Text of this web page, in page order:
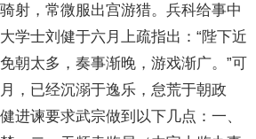
射，常微服出宫游猎。兵科给事中
学士刘健于六月上疏指出：“陛下近
朝太多，奏事渐晚，游戏渐广。”可
，已经沉溺于逸乐，怠荒于朝政
进谏要求武宗做到以下几点：一、